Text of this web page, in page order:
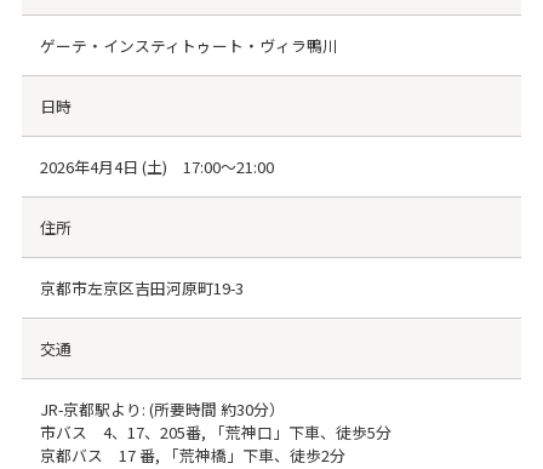
ゲーテ・インスティトゥート・ヴィラ鴨川
日時
2026年4月4日 (土) 17:00～21:00
住所
京都市左京区吉田河原町19-3
交通
JR-京都駅より: (所要時間 約30分）
市バス 4、17、205番, 「荒神口」下車、徒歩5分
京都バス 17 番, 「荒神橋」下車、徒歩2分